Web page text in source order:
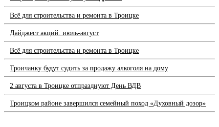
Всё для строительства и ремонта в Троицке
Дайджест акций: июль-август
Всё для строительства и ремонта в Троицке
Троичанку будут судить за продажу алкоголя на дому
2 августа в Троицке отпразднуют День ВДВ
Троицком районе завершился семейный поход «Духовный дозор»